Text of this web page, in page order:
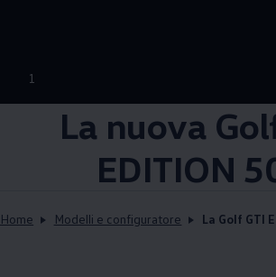
1
La nuova
EDITION
Home Modelli e configuratore La Golf GTI